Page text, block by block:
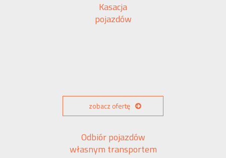
Kasacja
pojazdów
zobacz ofertę
Odbiór pojazdów
własnym transportem